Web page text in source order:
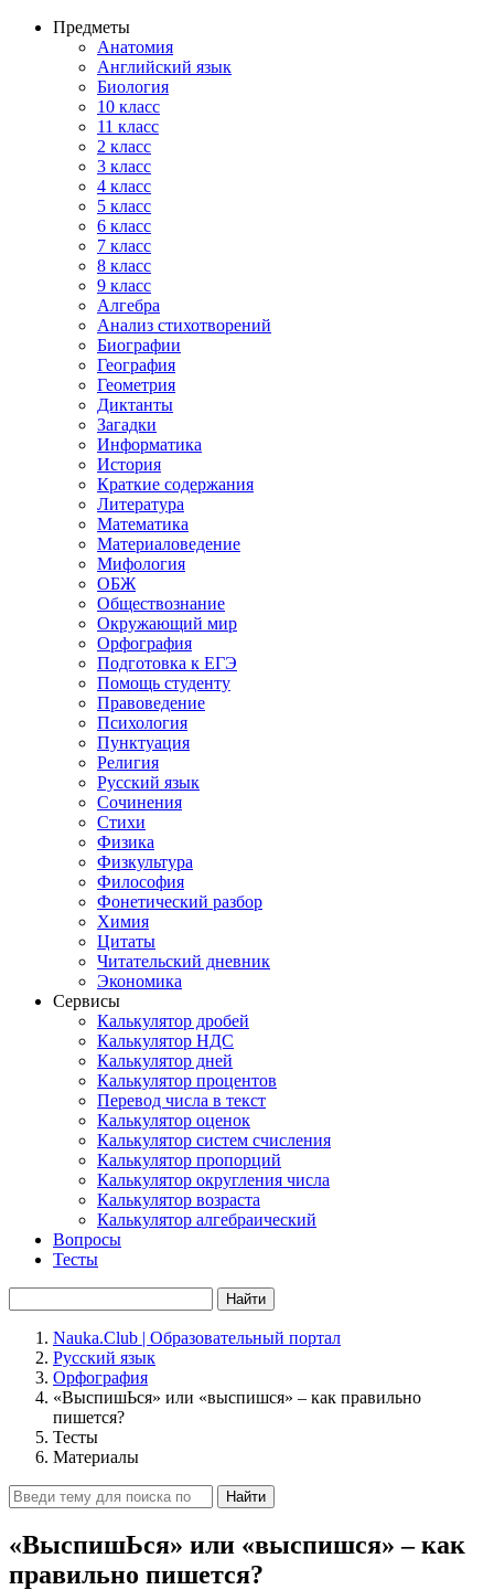
Предметы
Анатомия
Английский язык
Биология
10 класс
11 класс
2 класс
3 класс
4 класс
5 класс
6 класс
7 класс
8 класс
9 класс
Алгебра
Анализ стихотворений
Биографии
География
Геометрия
Диктанты
Загадки
Информатика
История
Краткие содержания
Литература
Математика
Материаловедение
Мифология
ОБЖ
Обществознание
Окружающий мир
Орфография
Подготовка к ЕГЭ
Помощь студенту
Правоведение
Психология
Пунктуация
Религия
Русский язык
Сочинения
Стихи
Физика
Физкультура
Философия
Фонетический разбор
Химия
Цитаты
Читательский дневник
Экономика
Сервисы
Калькулятор дробей
Калькулятор НДС
Калькулятор дней
Калькулятор процентов
Перевод числа в текст
Калькулятор оценок
Калькулятор систем счисления
Калькулятор пропорций
Калькулятор округления числа
Калькулятор возраста
Калькулятор алгебраический
Вопросы
Тесты
Найти
Nauka.Club | Образовательный портал
Русский язык
Орфография
«ВыспишЬся» или «выспишся» – как правильно
пишется?
Тесты
Материалы
Найти
«ВыспишЬся» или «выспишся» – как
правильно пишется?